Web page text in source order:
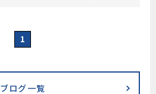
1
ブログ一覧